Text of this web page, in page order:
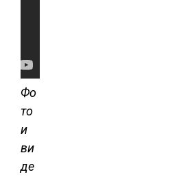
Фо
то
и
ви
де